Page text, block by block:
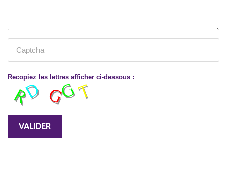
Recopiez les lettres afficher ci-dessous :